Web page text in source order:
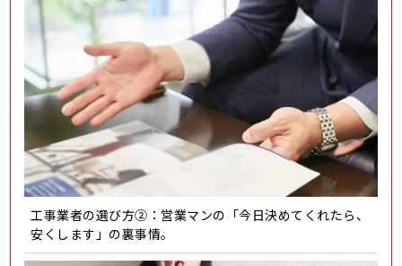
工事業者の選び方②：営業マンの「今日決めてくれたら、
安くします」の裏事情。